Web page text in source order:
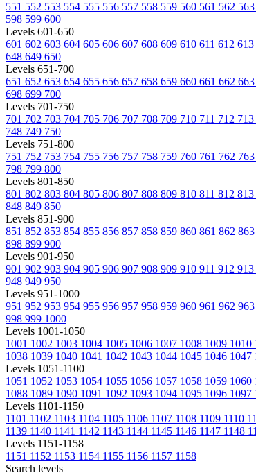
551 552 553 554 555 556 557 558 559 560 561 562 563
598 599 600
Levels 601-650
601 602 603 604 605 606 607 608 609 610 611 612 613
648 649 650
Levels 651-700
651 652 653 654 655 656 657 658 659 660 661 662 663
698 699 700
Levels 701-750
701 702 703 704 705 706 707 708 709 710 711 712 713
748 749 750
Levels 751-800
751 752 753 754 755 756 757 758 759 760 761 762 763
798 799 800
Levels 801-850
801 802 803 804 805 806 807 808 809 810 811 812 813
848 849 850
Levels 851-900
851 852 853 854 855 856 857 858 859 860 861 862 863
898 899 900
Levels 901-950
901 902 903 904 905 906 907 908 909 910 911 912 913
948 949 950
Levels 951-1000
951 952 953 954 955 956 957 958 959 960 961 962 963
998 999 1000
Levels 1001-1050
1001 1002 1003 1004 1005 1006 1007 1008 1009 1010
1038 1039 1040 1041 1042 1043 1044 1045 1046 1047
Levels 1051-1100
1051 1052 1053 1054 1055 1056 1057 1058 1059 1060
1088 1089 1090 1091 1092 1093 1094 1095 1096 1097
Levels 1101-1150
1101 1102 1103 1104 1105 1106 1107 1108 1109 1110
1139 1140 1141 1142 1143 1144 1145 1146 1147 1148
Levels 1151-1158
1151 1152 1153 1154 1155 1156 1157 1158
Search levels